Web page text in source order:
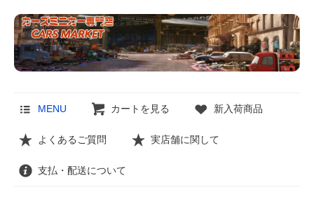
MENU カートを見る 新入荷商品
よくあるご質問 実店舗に関して
支払・配送について